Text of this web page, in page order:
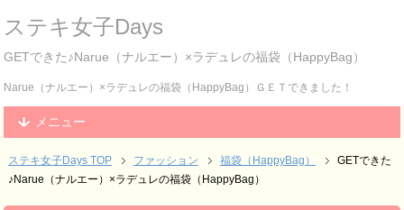
ステキ女子Days
GETできた♪Narue（ナルエー）×ラデュレの福袋（HappyBag）
Narue（ナルエー）×ラデュレの福袋（HappyBag）ＧＥＴできました！
メニュー
ステキ女子Days TOP ファッション 福袋（HappyBag）
GETできた
♪Narue（ナルエー）×ラデュレの福袋（HappyBag）